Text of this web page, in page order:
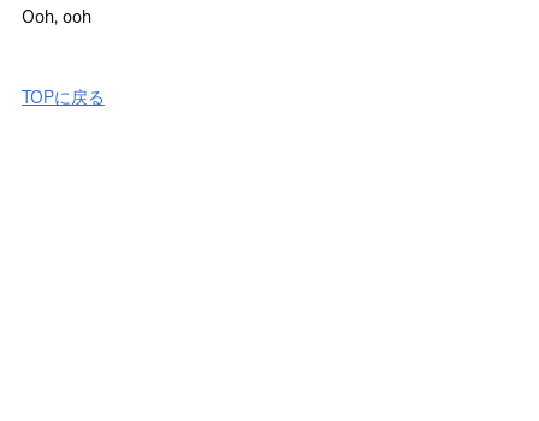
Ooh, ooh
TOPに戻る